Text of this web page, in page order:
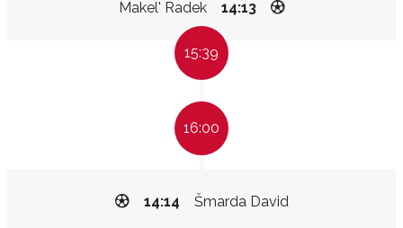
Makel' Radek 14:13
15:39
16:00
Šmarda David
14:14